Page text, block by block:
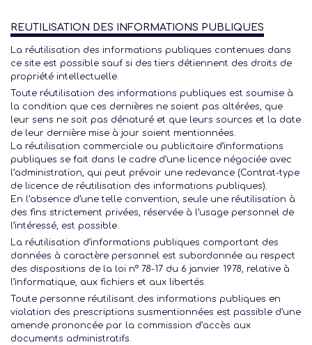
Les
REUTILISATION DES INFORMATIONS PUBLIQUES
La réutilisation des informations publiques contenues dans
ce site est possible sauf si des tiers détiennent des droits de
propriété intellectuelle.
Toute réutilisation des informations publiques est soumise à
la condition que ces dernières ne soient pas altérées, que
leur sens ne soit pas dénaturé et que leurs sources et la date
de leur dernière mise à jour soient mentionnées.
La réutilisation commerciale ou publicitaire d’informations
publiques se fait dans le cadre d’une licence négociée avec
l’administration, qui peut prévoir une redevance (Contrat-type
de licence de réutilisation des informations publiques).
En l’absence d’une telle convention, seule une réutilisation à
des fins strictement privées, réservée à l’usage personnel de
l’intéressé, est possible.
La réutilisation d’informations publiques comportant des
données à caractère personnel est subordonnée au respect
des dispositions de la loi n° 78-17 du 6 janvier 1978, relative à
l’informatique, aux fichiers et aux libertés.
Toute personne réutilisant des informations publiques en
violation des prescriptions susmentionnées est passible d’une
amende prononcée par la commission d’accès aux
documents administratifs.